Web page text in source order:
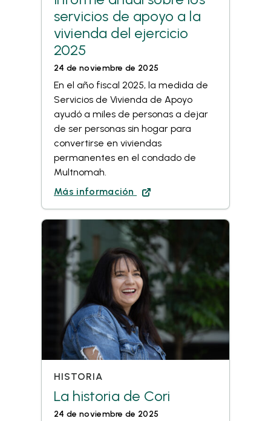
servicios de apoyo a la
vivienda del ejercicio
2025
24 de noviembre de 2025
En el año fiscal 2025, la medida de
Servicios de Vivienda de Apoyo
ayudó a miles de personas a dejar
de ser personas sin hogar para
convertirse en viviendas
permanentes en el condado de
Multnomah.
Más información
HISTORIA
La historia de Cori
24 de noviembre de 2025